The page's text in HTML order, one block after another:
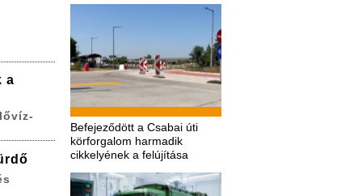
Befejeződött a Csabai úti
körforgalom harmadik
cikkelyének a felújítása
a